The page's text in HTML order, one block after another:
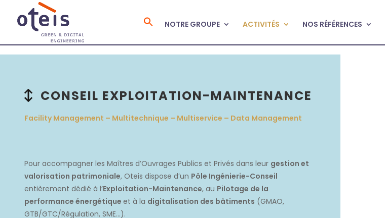
SearchNOTRE GROUPE ACTIVITÉS NOS RÉFÉRENCES
CONSEIL EXPLOITATION-MAINTENANCE
Facility Management – Multitechnique – Multiservice – Data Management
Pour accompagner les Maîtres d’Ouvrages Publics et Privés dans leur gestion et
valorisation patrimoniale, Oteis dispose d’un Pôle Ingénierie-Conseil
entièrement dédié à l’Exploitation-Maintenance, au Pilotage de la
performance énergétique et à la digitalisation des bâtiments (GMAO,
GTB/GTC/Régulation, SME…).